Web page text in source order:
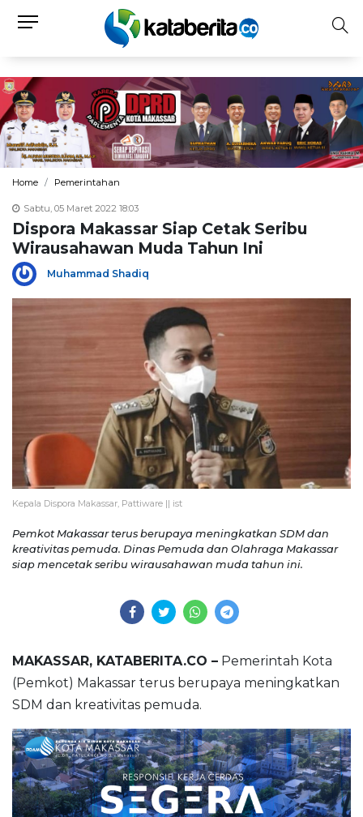
Home Pemerintahan
Sabtu, 05 Maret 2022 18:03
Dispora Makassar Siap Cetak Seribu
Wirausahawan Muda Tahun Ini
Muhammad Shadiq
Kepala Dispora Makassar, Pattiware || ist
Pemkot Makassar terus berupaya meningkatkan SDM dan
kreativitas pemuda. Dinas Pemuda dan Olahraga Makassar
siap mencetak seribu wirausahawan muda tahun ini.
MAKASSAR, KATABERITA.CO – Pemerintah Kota
(Pemkot) Makassar terus berupaya meningkatkan
SDM dan kreativitas pemuda.